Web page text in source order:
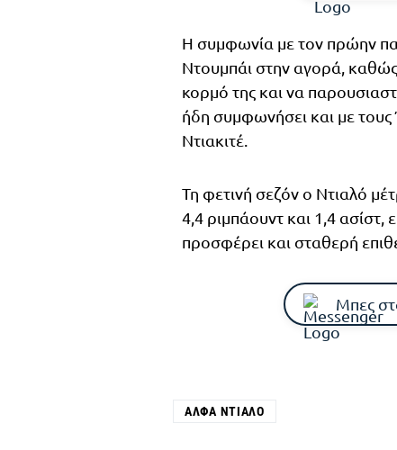
Η συμφωνία με τον πρώην
Ντουμπάι στην αγορά, καθώς
κορμό της και να
ήδη συμφωνήσει και με
Ντιακιτέ.
Τη φετινή σεζόν ο Ντιαλό
4,4 ριμπάουντ και 1,4
προσφέρει και σταθερή
Μπες
ΆΛΦΑ ΝΤΙΑΛΌ